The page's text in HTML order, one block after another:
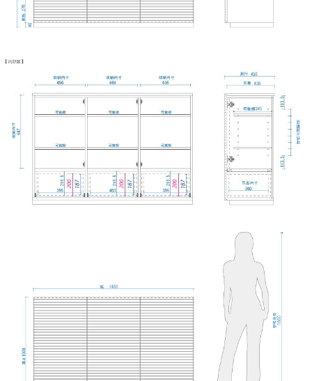
フルオープンレール（サイドキャビのみ）
引き出しのレールにはフルオープン仕様のものを採用し
ています。
※引き出しは、幅49・98・146 サイドキャビネットの仕様です。
幅120に引き出しは付いていません。